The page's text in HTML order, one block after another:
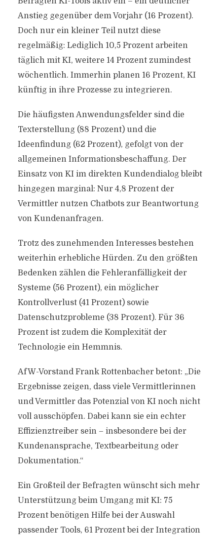
Anstieg gegenüber dem Vorjahr (16 Prozent).
Doch nur ein kleiner Teil nutzt diese
regelmäßig: Lediglich 10,5 Prozent arbeiten
täglich mit KI, weitere 14 Prozent zumindest
wöchentlich. Immerhin planen 16 Prozent, KI
künftig in ihre Prozesse zu integrieren.
Die häufigsten Anwendungsfelder sind die
Texterstellung (88 Prozent) und die
Ideenfindung (62 Prozent), gefolgt von der
allgemeinen Informationsbeschaffung. Der
Einsatz von KI im direkten Kundendialog bleibt
hingegen marginal: Nur 4,8 Prozent der
Vermittler nutzen Chatbots zur Beantwortung
von Kundenanfragen.
Trotz des zunehmenden Interesses bestehen
weiterhin erhebliche Hürden. Zu den größten
Bedenken zählen die Fehleranfälligkeit der
Systeme (56 Prozent), ein möglicher
Kontrollverlust (41 Prozent) sowie
Datenschutzprobleme (38 Prozent). Für 36
Prozent ist zudem die Komplexität der
Technologie ein Hemmnis.
AfW-Vorstand Frank Rottenbacher betont: „Die
Ergebnisse zeigen, dass viele Vermittlerinnen
und Vermittler das Potenzial von KI noch nicht
voll ausschöpfen. Dabei kann sie ein echter
Effizienztreiber sein – insbesondere bei der
Kundenansprache, Textbearbeitung oder
Dokumentation.“
Ein Großteil der Befragten wünscht sich mehr
Unterstützung beim Umgang mit KI: 75
Prozent benötigen Hilfe bei der Auswahl
passender Tools, 61 Prozent bei der Integration